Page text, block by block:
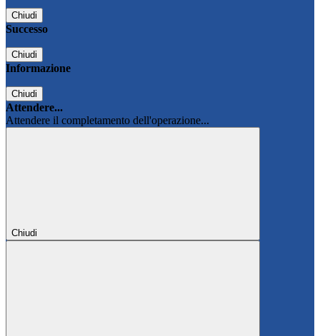
Chiudi
Successo
Chiudi
Informazione
Chiudi
Attendere...
Attendere il completamento dell'operazione...
Chiudi